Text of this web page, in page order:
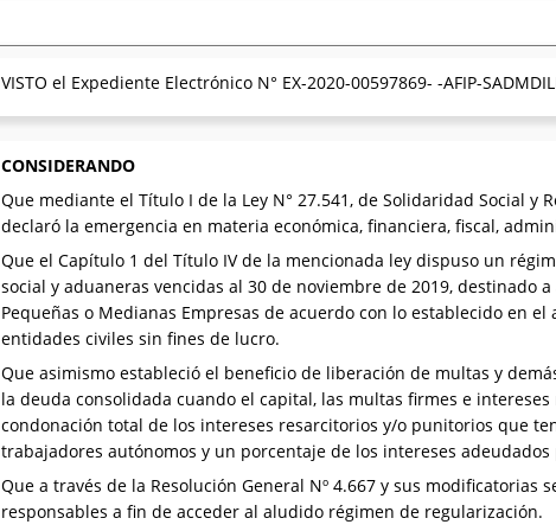
VISTO el Expediente Electrónico N° EX-2020-00597869- -AFIP-
CONSIDERANDO
Que mediante el Título I de la Ley N° 27.541, de Solidaridad Social y
declaró la emergencia en materia económica, financiera, fiscal,
Que el Capítulo 1 del Título IV de la mencionada ley dispuso un
social y aduaneras vencidas al 30 de noviembre de 2019,
Pequeñas o Medianas Empresas de acuerdo con lo establecido en
entidades civiles sin fines de lucro.
Que asimismo estableció el beneficio de liberación de multas y
la deuda consolidada cuando el capital, las multas firmes e
condonación total de los intereses resarcitorios y/o punitorios que
trabajadores autónomos y un porcentaje de los intereses
Que a través de la Resolución General Nº 4.667 y sus
responsables a fin de acceder al aludido régimen de regularización.